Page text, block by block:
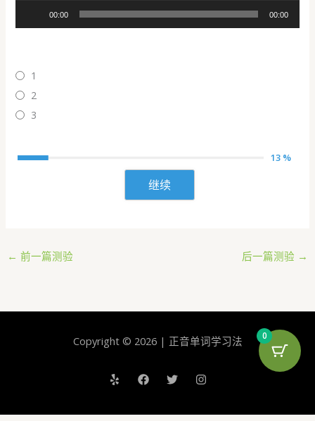
器
00:00 00:00
1
2
3
13 %
继续
← 前一篇测验 后一篇测验 →
Copyright © 2026 | 正音单词学习法 0